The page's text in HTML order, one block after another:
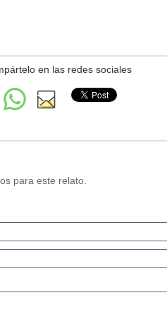
en las redes sociales
para este relato.